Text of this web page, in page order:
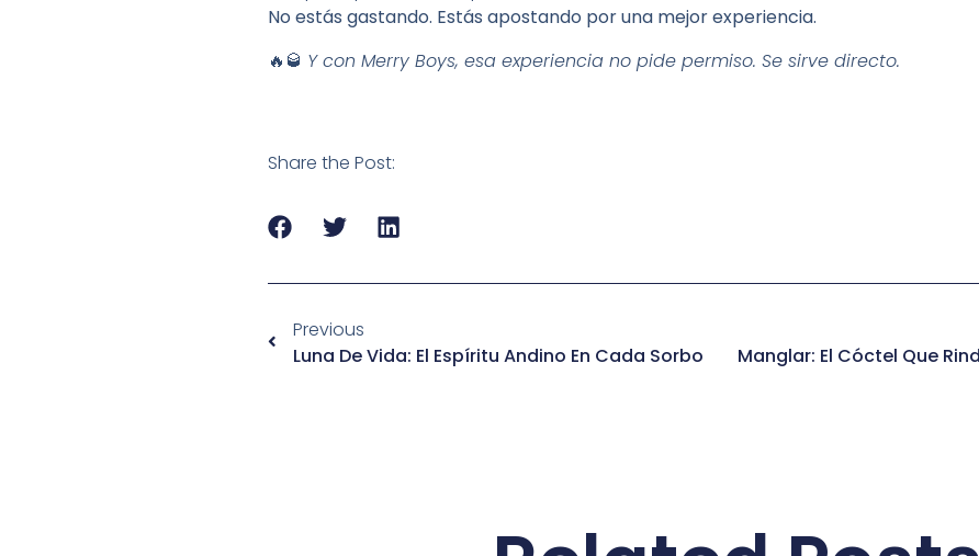
No estás gastando. Estás apostando por una mejor experiencia.
🔥🥃 Y con Merry Boys, esa experiencia no pide permiso. Se sirve directo.
Share the Post:
Previous
Luna De Vida: El Espíritu Andino En Cada Sorbo